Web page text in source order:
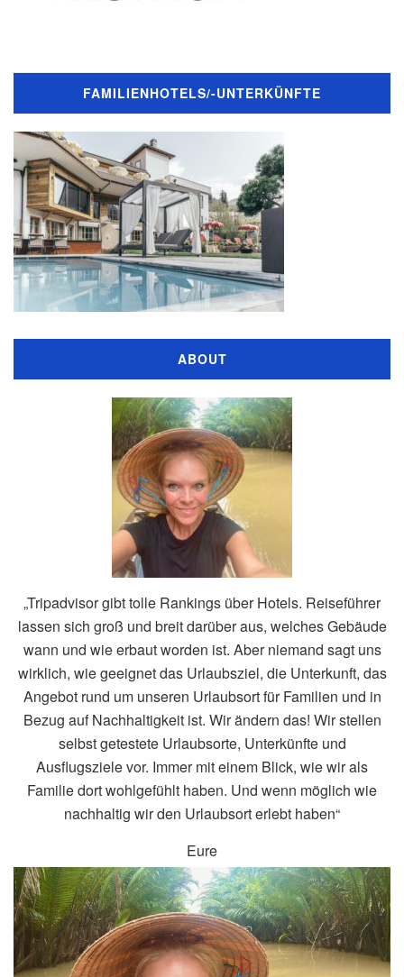
FAMILIENHOTELS/-UNTERKÜNFTE
ABOUT
„Tripadvisor gibt tolle Rankings über Hotels. Reiseführer
lassen sich groß und breit darüber aus, welches Gebäude
wann und wie erbaut worden ist. Aber niemand sagt uns
wirklich, wie geeignet das Urlaubsziel, die Unterkunft, das
Angebot rund um unseren Urlaubsort für Familien und in
Bezug auf Nachhaltigkeit ist. Wir ändern das! Wir stellen
selbst getestete Urlaubsorte, Unterkünfte und
Ausflugsziele vor. Immer mit einem Blick, wie wir als
Familie dort wohlgefühlt haben. Und wenn möglich wie
nachhaltig wir den Urlaubsort erlebt haben“
Eure